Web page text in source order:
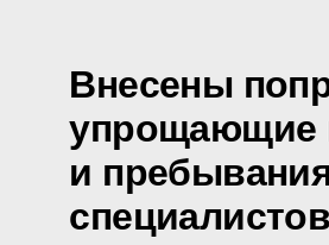
Внесены
упрощающие
и